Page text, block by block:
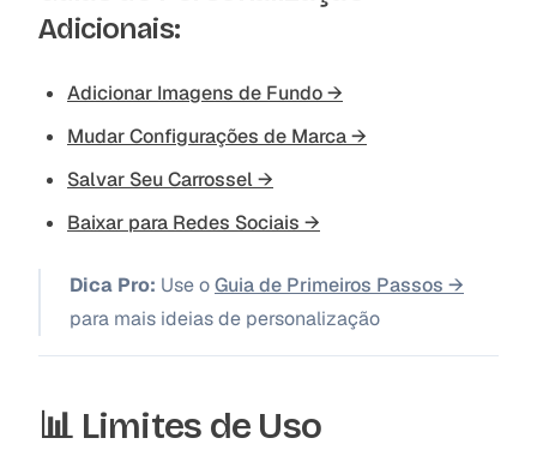
Adicionais:
Adicionar Imagens de Fundo →
Mudar Configurações de Marca →
Salvar Seu Carrossel →
Baixar para Redes Sociais →
Dica Pro: Use oGuia de Primeiros Passos →
para mais ideias de personalização
📊 Limites de Uso